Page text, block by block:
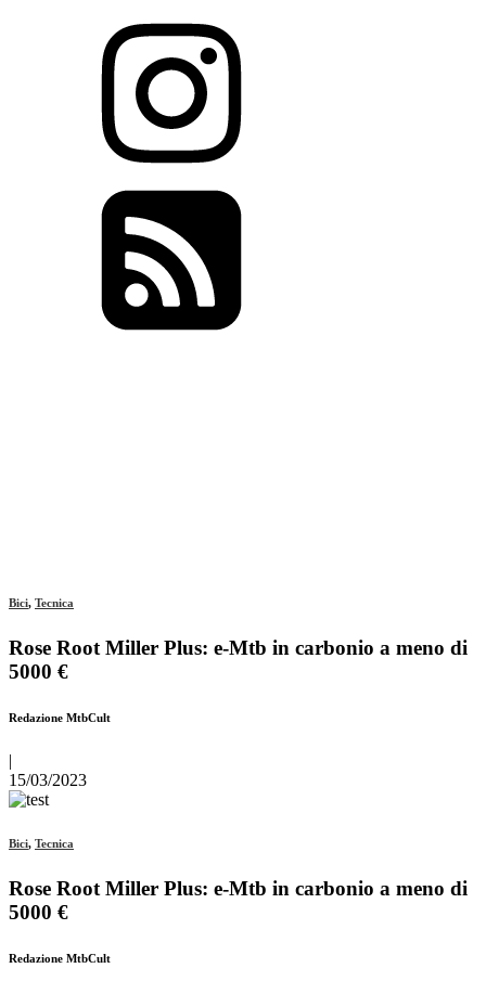
Bici, Tecnica
Rose Root Miller Plus: e-Mtb in carbonio a meno di
5000 €
Redazione MtbCult
|
15/03/2023
Bici, Tecnica
Rose Root Miller Plus: e-Mtb in carbonio a meno di
5000 €
Redazione MtbCult